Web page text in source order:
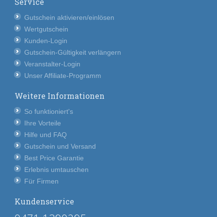
Gutschein aktivieren/einlösen
Wertgutschein
Kunden-Login
Gutschein-Gültigkeit verlängern
Veranstalter-Login
Unser Affiliate-Programm
Weitere Informationen
So funktioniert's
Ihre Vorteile
Hilfe und FAQ
Gutschein und Versand
Best Price Garantie
Erlebnis umtauschen
Für Firmen
Kundenservice